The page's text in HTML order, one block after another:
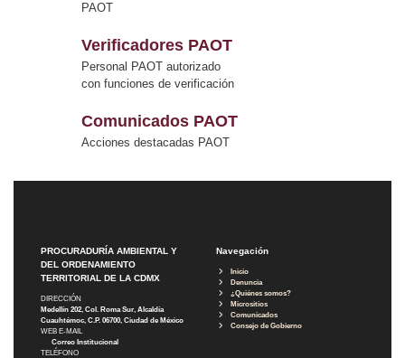
PAOT
Verificadores PAOT
Personal PAOT autorizado
con funciones de verificación
Comunicados PAOT
Acciones destacadas PAOT
PROCURADURÍA AMBIENTAL Y
DEL ORDENAMIENTO
TERRITORIAL DE LA CDMX
DIRECCIÓN
Medellín 202, Col. Roma Sur, Alcaldía
Cuauhtémoc, C.P. 06700, Ciudad de México
WEB E-MAIL
Correo Institucional
TELÉFONO
Navegación
Inicio
Denuncia
¿Quiénes somos?
Micrositios
Comunicados
Consejo de Gobierno